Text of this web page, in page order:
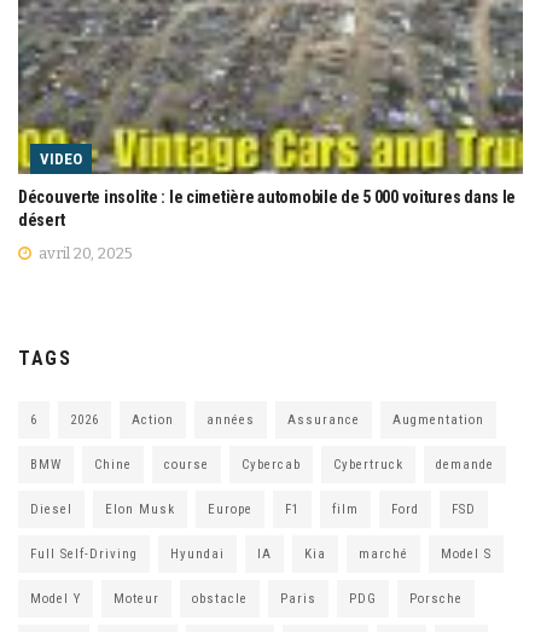
VIDEO
Découverte insolite : le cimetière automobile de 5 000 voitures dans le
désert
avril 20, 2025
TAGS
6 2026 Action années Assurance Augmentation
BMW Chine course Cybercab Cybertruck demande
Diesel Elon Musk Europe F1 film Ford FSD
Full Self-Driving Hyundai IA Kia marché Model S
Model Y Moteur obstacle Paris PDG Porsche